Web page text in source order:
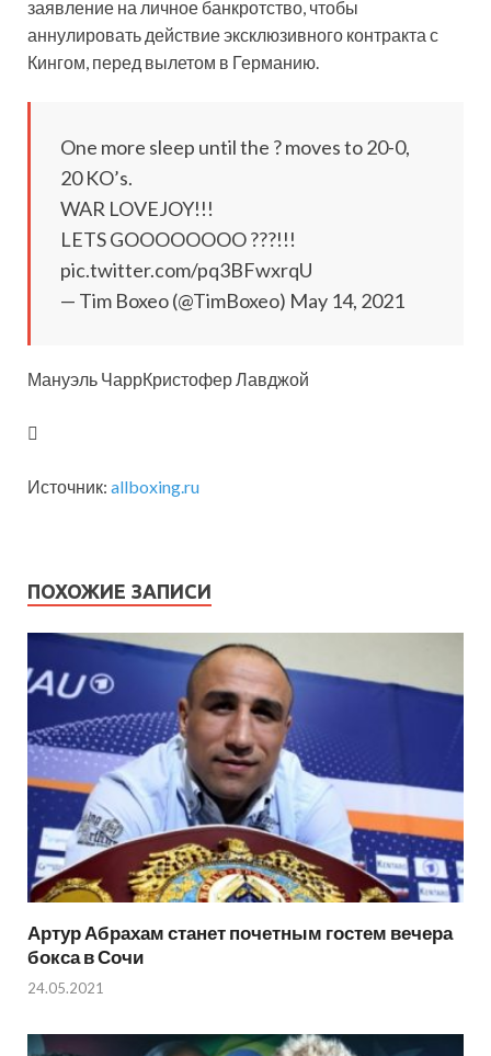
заявление на личное банкротство, чтобы
аннулировать действие эксклюзивного контракта с
Кингом, перед вылетом в Германию.
One more sleep until the ? moves to 20-0,
20 KO’s.
WAR LOVEJOY!!!
LETS GOOOOOOOO ???!!!
pic.twitter.com/pq3BFwxrqU
— Tim Boxeo (@TimBoxeo) May 14, 2021
Мануэль ЧаррКристофер Лавджой
Источник: allboxing.ru
ПОХОЖИЕ ЗАПИСИ
Артур Абрахам станет почетным гостем вечера
бокса в Сочи
24.05.2021